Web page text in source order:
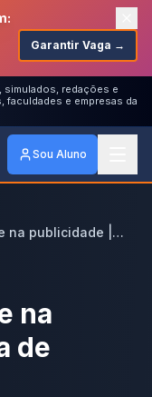
Garantir Vaga →
redações e
faculdades e empresas da
Sou Aluno
na publicidade |
na
de